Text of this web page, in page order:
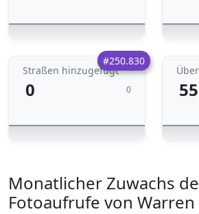
#250.830
Straßen hinzugefügt
0 0 55
Monatlicher Zuwachs
Fotoaufrufe von Warren